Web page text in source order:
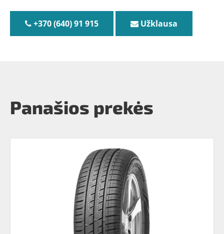
+370 (640) 91 915 Užklausa
Panašios prekės